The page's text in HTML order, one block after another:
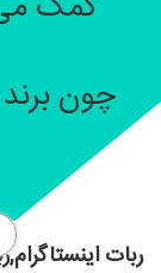
چون
ربات